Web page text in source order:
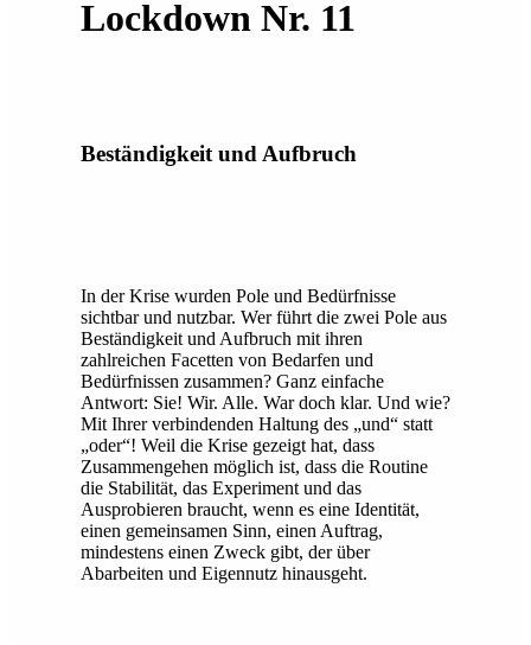
Lockdown Nr. 11
Beständigkeit und Aufbruch
In der Krise wurden Pole und Bedürfnisse
sichtbar und nutzbar. Wer führt die zwei Pole aus
Beständigkeit und Aufbruch mit ihren
zahlreichen Facetten von Bedarfen und
Bedürfnissen zusammen? Ganz einfache
Antwort: Sie! Wir. Alle. War doch klar. Und wie?
Mit Ihrer verbindenden Haltung des „und“ statt
„oder“! Weil die Krise gezeigt hat, dass
Zusammengehen möglich ist, dass die Routine
die Stabilität, das Experiment und das
Ausprobieren braucht, wenn es eine Identität,
einen gemeinsamen Sinn, einen Auftrag,
mindestens einen Zweck gibt, der über
Abarbeiten und Eigennutz hinausgeht.